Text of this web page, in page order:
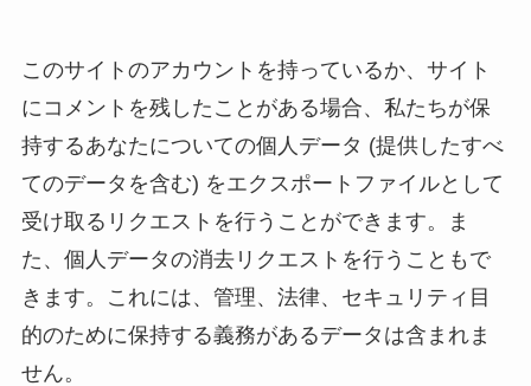
このサイトのアカウントを持っているか、サイト
にコメントを残したことがある場合、私たちが保
持するあなたについての個人データ (提供したすべ
てのデータを含む) をエクスポートファイルとして
受け取るリクエストを行うことができます。ま
た、個人データの消去リクエストを行うこともで
きます。これには、管理、法律、セキュリティ目
的のために保持する義務があるデータは含まれま
せん。